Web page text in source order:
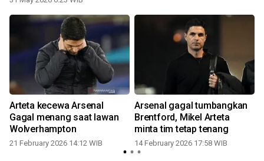
Arteta kecewa Arsenal
Gagal menang saat lawan
Wolverhampton
21 February 2026 14:12 WIB
Arsenal gagal tumbangkan
Brentford, Mikel Arteta
minta tim tetap tenang
14 February 2026 17:58 WIB